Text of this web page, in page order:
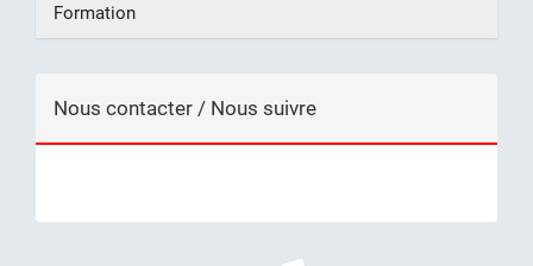
Formation
Nous contacter / Nous suivre